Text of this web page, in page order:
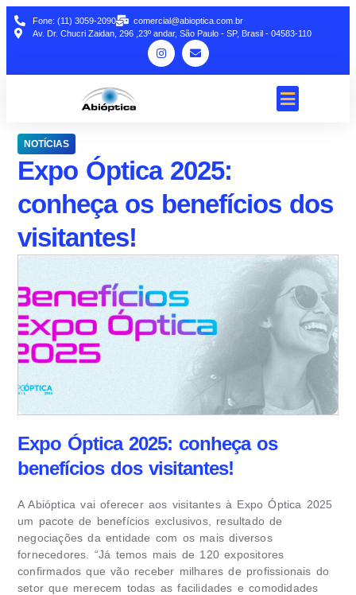
Fone: (11) 3059-2090
comercial@abioptica.com.br
Av. Dr. Chucri Zaidan, 296 ,23º andar, São Paulo - SP, Brasil - 04583-110
NOTÍCIAS
Expo Óptica 2025:
conheça os benefícios dos
visitantes!
Expo Óptica 2025: conheça os
benefícios dos visitantes!
A Abióptica vai oferecer aos visitantes à Expo Óptica 2025
um pacote de benefícios exclusivos, resultado de
negociações da entidade com os mais diversos
fornecedores. “Já temos mais de 120 expositores
confirmados que vão receber milhares de profissionais do
setor que merecem todas as facilidades e comodidades